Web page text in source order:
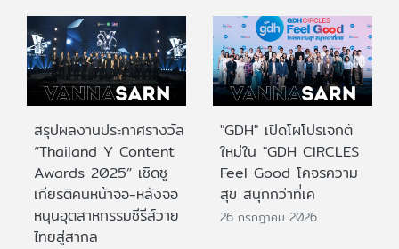
สรุปผลงานประกาศรางวัล
“Thailand Y Content
Awards 2025” เชิดชู
เกียรติคนหน้าจอ-หลังจอ
หนุนอุตสาหกรรมซีรีส์วาย
ไทยสู่สากล
"GDH" เปิดโผโปรเจกต์
ใหม่ใน "GDH CIRCLES
Feel Good โคจรความ
สุข สนุกกว่าที่เค
26 กรกฎาคม 2026